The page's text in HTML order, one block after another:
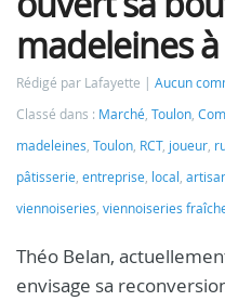
madeleines
Rédigé par Lafayette
Aucun
Classé dans : Marché, Toulon,
madeleines, Toulon, RCT, joueur,
pâtisserie, entreprise, local ,
viennoiseries, viennoiseries
Théo Belan,
envisage sa